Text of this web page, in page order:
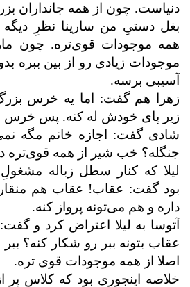
دنیاست. چون از همه جانداران
بغل دستیِ من سارینا نظرِ
همه موجودات قوی‌تره. چون
موجودات زیادی رو از بین ببره
آسیبی برسه.
زهرا هم گفت: اما یه خرس
زیر پای خودش له کنه. پس خرس
شادی گفت: اجازه خانم مگه
جنگله؟ خب شیر از همه قوی‌تره
لیلا که کنار سطل زباله
بود گفت: عقاب! عقاب هم
داره و هم می‌تونه پرواز کنه.
آتوسا به لیلا اعتراض کرد و
عقاب بتونه ببر رو شکار کنه؟
اصلا از همه موجودات قوی تره.
خلاصه اینجوری بود که کلاس پر